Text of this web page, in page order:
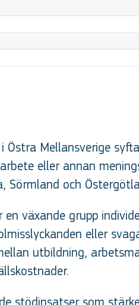
Östra Mellansverige
eller annan
Sörmland och
växande grupp
eller
utbildning,